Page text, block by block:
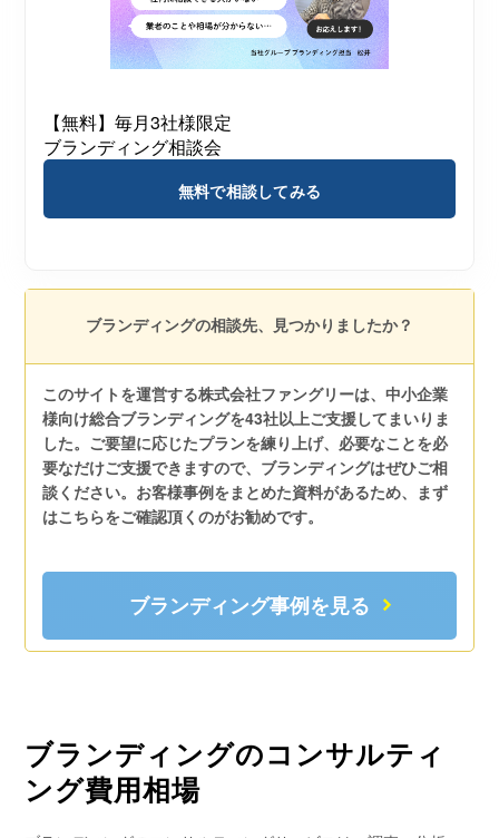
【無料】毎月3社様限定
ブランディング相談会
無料で相談してみる
ブランディングの相談先、見つかりましたか？
このサイトを運営する株式会社ファングリーは、中小企業
様向け総合ブランディングを43社以上ご支援してまいりま
した。ご要望に応じたプランを練り上げ、必要なことを必
要なだけご支援できますので、ブランディングはぜひご相
談ください。お客様事例をまとめた資料があるため、まず
はこちらをご確認頂くのがお勧めです。
ブランディング事例を見る
ブランディングのコンサルティ
ング費用相場